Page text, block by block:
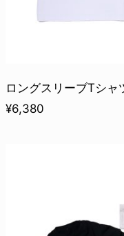
ロングスリーブTシ
¥6,380